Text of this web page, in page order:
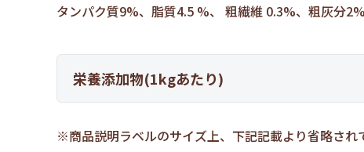
タンパク質9%、脂質4.5 %、 粗繊維 0.3%、粗灰分
栄養添加物(1kgあたり)
※商品説明ラベルのサイズ上、下記記載より省略され